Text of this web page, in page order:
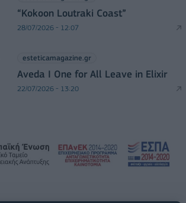
“Kokoon Loutraki Coast”
28/07/2026 - 12:07
esteticamagazine.gr
Aveda I One for All Leave in Elixir
22/07/2026 - 13:20